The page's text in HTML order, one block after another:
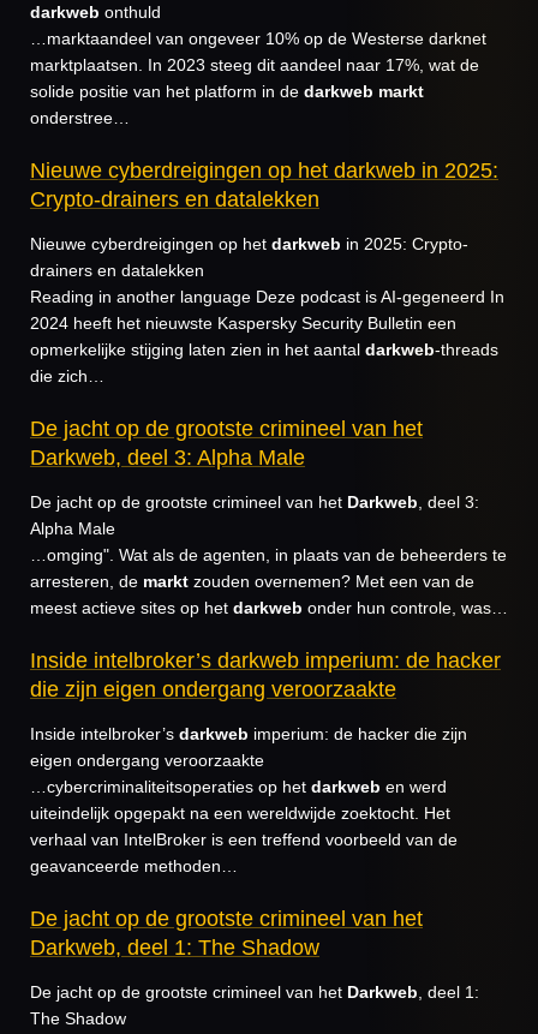
darkweb onthuld
…marktaandeel van ongeveer 10% op de Westerse darknet
marktplaatsen. In 2023 steeg dit aandeel naar 17%, wat de
solide positie van het platform in de darkweb markt
onderstree…
Nieuwe cyberdreigingen op het darkweb in 2025:
Crypto-drainers en datalekken
Nieuwe cyberdreigingen op het darkweb in 2025: Crypto-
drainers en datalekken
Reading in another language Deze podcast is AI-gegeneerd In
2024 heeft het nieuwste Kaspersky Security Bulletin een
opmerkelijke stijging laten zien in het aantal darkweb-threads
die zich…
De jacht op de grootste crimineel van het
Darkweb, deel 3: Alpha Male
De jacht op de grootste crimineel van het Darkweb , deel 3:
Alpha Male
…omging". Wat als de agenten, in plaats van de beheerders te
arresteren, de markt zouden overnemen? Met een van de
meest actieve sites op het darkweb onder hun controle, was…
Inside intelbroker’s darkweb imperium: de hacker
die zijn eigen ondergang veroorzaakte
Inside intelbroker’s darkweb imperium: de hacker die zijn
eigen ondergang veroorzaakte
…cybercriminaliteitsoperaties op het darkweb en werd
uiteindelijk opgepakt na een wereldwijde zoektocht. Het
verhaal van IntelBroker is een treffend voorbeeld van de
geavanceerde methoden…
De jacht op de grootste crimineel van het
Darkweb, deel 1: The Shadow
De jacht op de grootste crimineel van het Darkweb , deel 1:
The Shadow